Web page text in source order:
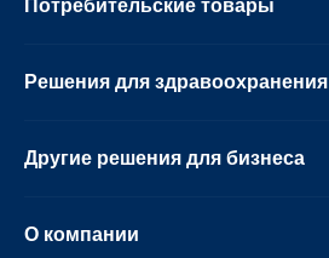
Потребительские товары
Решения для здравоохранения
Другие решения для бизнеса
О компании